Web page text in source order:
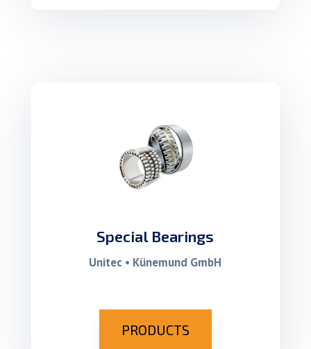
Special Bearings
Unitec • Künemund GmbH
PRODUCTS